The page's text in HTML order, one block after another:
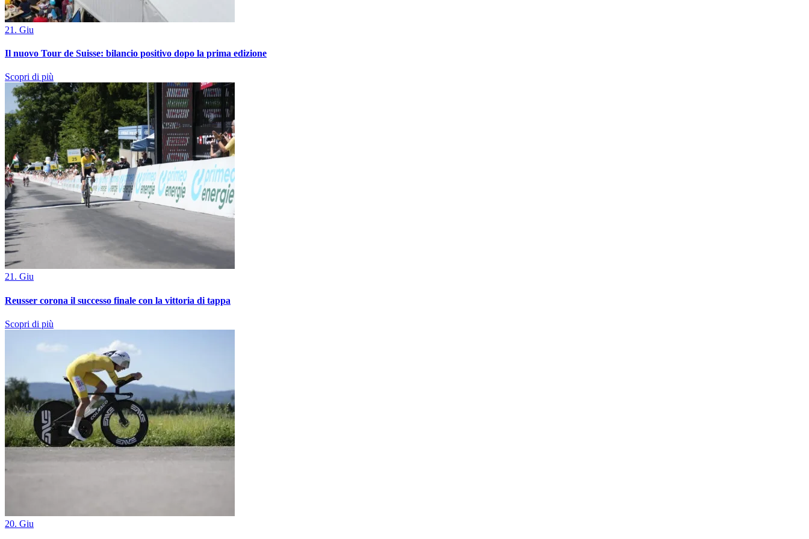
21. Giu
Il nuovo Tour de Suisse: bilancio positivo dopo la prima edizione
Scopri di più
21. Giu
Reusser corona il successo finale con la vittoria di tappa
Scopri di più
20. Giu